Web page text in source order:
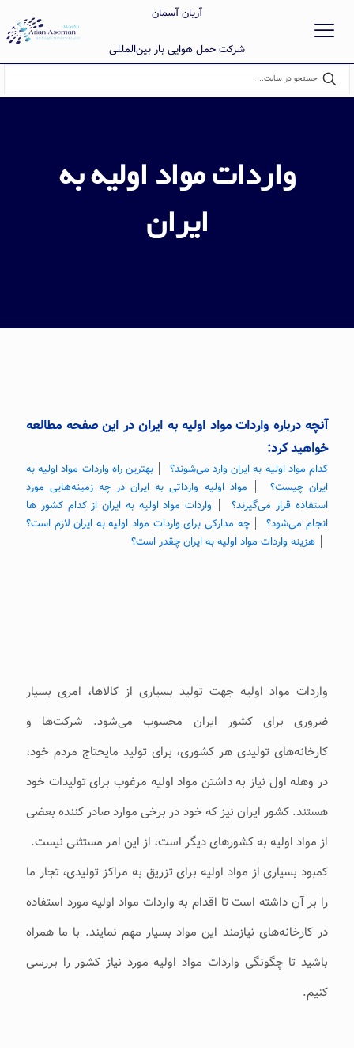
آریان آسمان
شرکت حمل هوایی بار بین‌المللی
واردات مواد اولیه به
ایران
آنچه درباره واردات مواد اولیه به ایران در این صفحه مطالعه
خواهید کرد:
کدام مواد اولیه به ایران وارد می‌شوند؟
بهترین راه واردات مواد اولیه به
ایران چیست؟
مواد اولیه وارداتی به ایران در چه زمینه‌هایی مورد
استفاده قرار می‌گیرند؟│ واردات مواد اولیه به ایران از کدام کشور ها
انجام می‌شود؟│چه مدارکی برای واردات مواد اولیه به ایران لازم است؟
هزینه واردات مواد اولیه به ایران چقدر است؟
واردات مواد اولیه جهت تولید بسیاری از کالاها، امری بسیار
ضروری برای کشور ایران محسوب می‌شود. شرکت‌ها و
کارخانه‌های تولیدی هر کشوری، برای تولید مایحتاج مردم خود،
در وهله اول نیاز به داشتن مواد اولیه مرغوب برای تولیدات خود
هستند. کشور ایران نیز که خود در برخی موارد صادر کننده بعضی
از مواد اولیه به کشورهای دیگر است، از این امر مستثنی نیست.
کمبود بسیاری از مواد اولیه برای تزریق به مراکز تولیدی، تجار ما
را بر آن داشته است تا اقدام به واردات مواد اولیه مورد استفاده
در کارخانه‌های نیازمند این مواد بسیار مهم نمایند. با ما همراه
باشید تا چگونگی واردات مواد اولیه مورد نیاز کشور را بررسی
کنیم.